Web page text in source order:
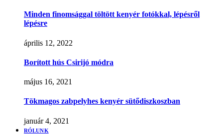
Minden finomsággal töltött kenyér fotókkal, lépésről
lépésre
április 12, 2022
Borított hús Csirijó módra
május 16, 2021
Tökmagos zabpelyhes kenyér sütődiszkoszban
január 4, 2021
RÓLUNK